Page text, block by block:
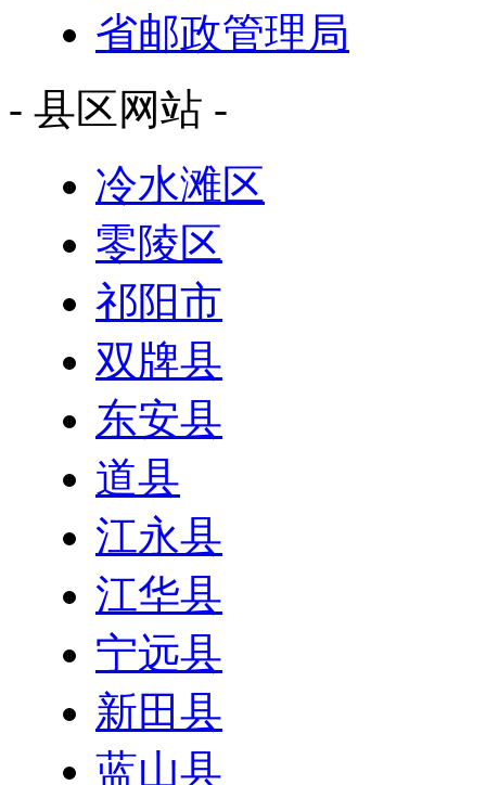
省邮政管理局
- 县区网站 -
冷水滩区
零陵区
祁阳市
双牌县
东安县
道县
江永县
江华县
宁远县
新田县
蓝山县